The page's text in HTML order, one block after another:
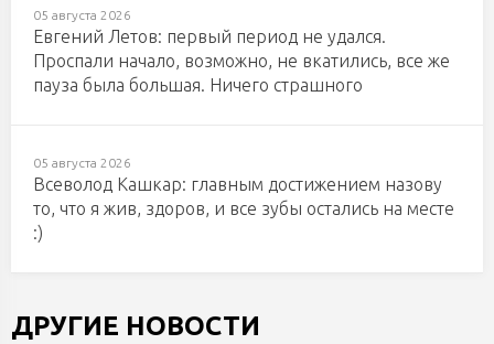
05 августа 2026
Евгений Летов: первый период не удался.
Проспали начало, возможно, не вкатились, все же
пауза была большая. Ничего страшного
05 августа 2026
Всеволод Кашкар: главным достижением назову
то, что я жив, здоров, и все зубы остались на месте
:)
ДРУГИЕ НОВОСТИ